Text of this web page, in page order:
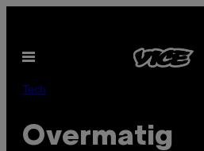
de
inhoud
Open
Tech
Overmatig